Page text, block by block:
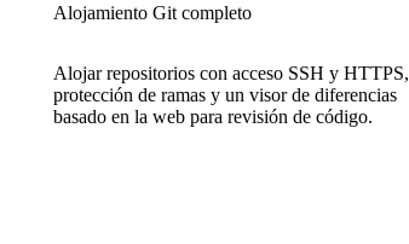
Alojamiento Git completo
Alojar repositorios con acceso SSH y HTTPS,
protección de ramas y un visor de diferencias
basado en la web para revisión de código.